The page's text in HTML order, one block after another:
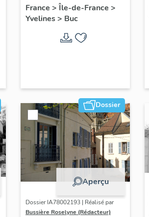
commune de Buc
France > Île-de-France >
Yvelines> Buc
Dossier
Aperçu
Dossier IA78002193 | Réalisé par
Bussière Roselyne (Rédacteur)